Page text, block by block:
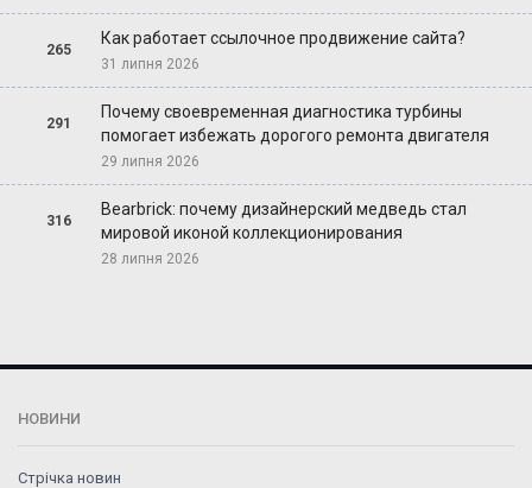
265
Как работает ссылочное продвижение сайта?
31 липня 2026
291
Почему своевременная диагностика турбины
помогает избежать дорогого ремонта двигателя
29 липня 2026
316
Bearbrick: почему дизайнерский медведь стал
мировой иконой коллекционирования
28 липня 2026
НОВИНИ
Стрічка новин